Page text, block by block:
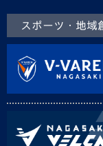
スポーツ・地域